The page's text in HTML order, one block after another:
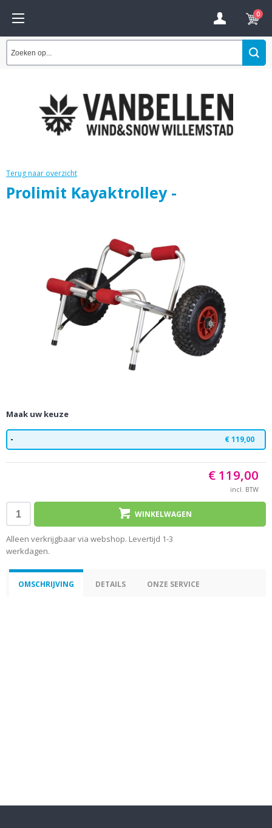
0
Terug naar overzicht
Prolimit Kayaktrolley -
Maak uw keuze
- € 119,00
€ 119,00
incl. BTW
WINKELWAGEN
Alleen verkrijgbaar via webshop. Levertijd 1-3
werkdagen.
OMSCHRIJVING DETAILS ONZE SERVICE